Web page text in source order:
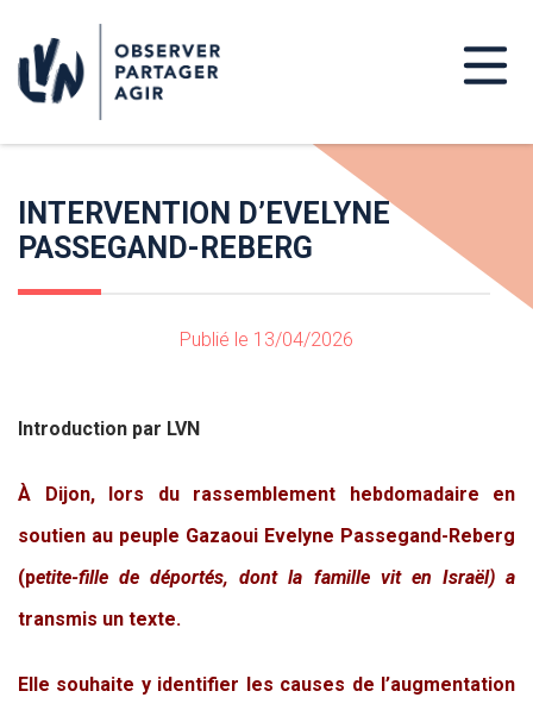
INTERVENTION D’EVELYNE
PASSEGAND-REBERG
Publié le 13/04/2026
Introduction par LVN
À Dijon, lors du rassemblement hebdomadaire en
soutien au peuple Gazaoui Evelyne Passegand-Reberg
(petite-fille de déportés, dont la famille vit en Israël) a
transmis un texte.
Elle souhaite y identifier les causes de l’augmentation